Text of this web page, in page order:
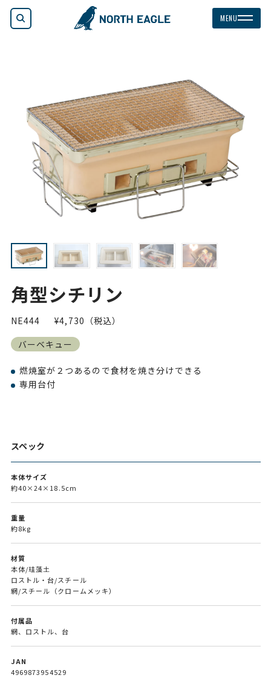
MENU検索
角型シチリン
NE444
¥4,730（税込）
バーベキュー
燃焼室が２つあるので食材を焼き分けできる
専用台付
スペック
本体サイズ
約40×24×18.5cm
重量
約8kg
材質
本体/珪藻土
ロストル・台/スチール
網/スチール（クロームメッキ）
付属品
網、ロストル、台
JAN
4969873954529